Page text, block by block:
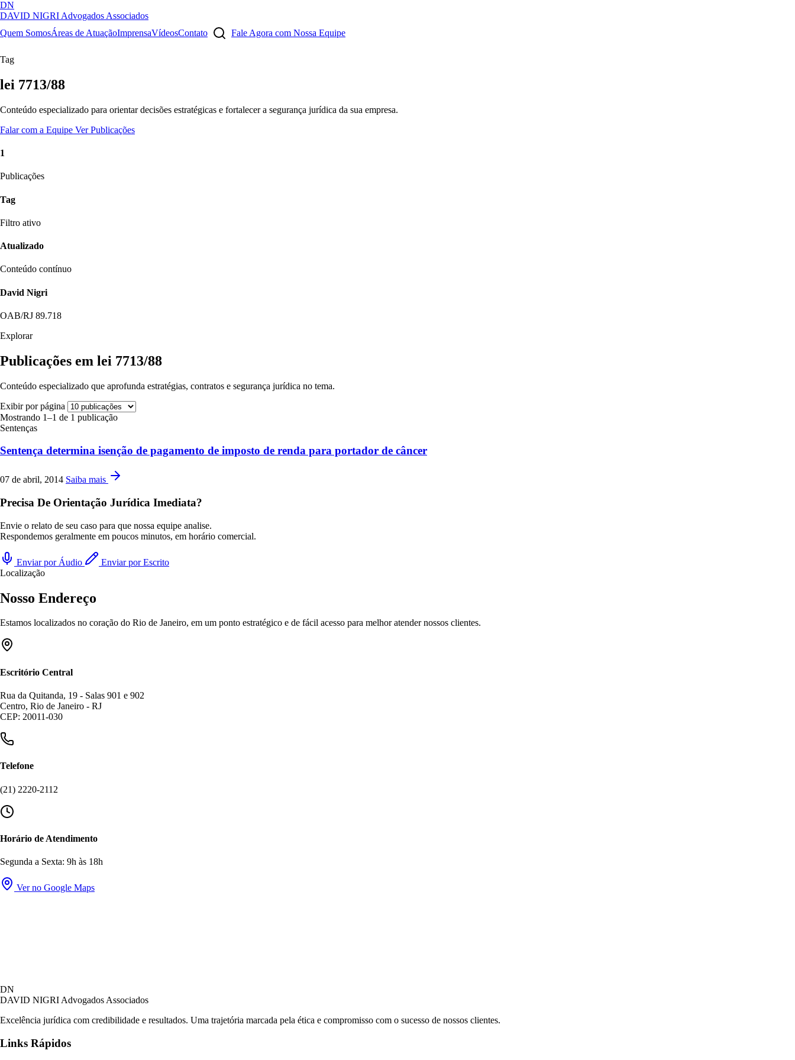
DN
DAVID NIGRI Advogados Associados
Quem SomosÁreas de AtuaçãoImprensaVídeosContato Fale Agora com Nossa Equipe
Artigos, sentenças, áreas de atuação, imprensa...
Tag
lei 7713/88
Conteúdo especializado para orientar decisões estratégicas e fortalecer a segurança jurídica da sua empresa.
Falar com a Equipe Ver Publicações
1
Publicações
Tag
Filtro ativo
Atualizado
Conteúdo contínuo
David Nigri
OAB/RJ 89.718
Explorar
Publicações em lei 7713/88
Conteúdo especializado que aprofunda estratégias, contratos e segurança jurídica no tema.
Exibir por página
Mostrando 1–1 de 1 publicação
Sentenças
Sentença determina isenção de pagamento de imposto de renda para portador de câncer
07 de abril, 2014 Saiba mais
Precisa De Orientação Jurídica Imediata?
Envie o relato de seu caso para que nossa equipe analise.
Respondemos geralmente em poucos minutos, em horário comercial.
Enviar por Áudio
Enviar por Escrito
Localização
Nosso Endereço
Estamos localizados no coração do Rio de Janeiro, em um ponto estratégico e de fácil acesso para melhor atender nossos clientes.
Escritório Central
Rua da Quitanda, 19 - Salas 901 e 902
Centro, Rio de Janeiro - RJ
CEP: 20011-030
Telefone
(21) 2220-2112
Horário de Atendimento
Segunda a Sexta: 9h às 18h
Ver no Google Maps
DN
DAVID NIGRI Advogados Associados
Excelência jurídica com credibilidade e resultados. Uma trajetória marcada pela ética e compromisso com o sucesso de nossos clientes.
Links Rápidos